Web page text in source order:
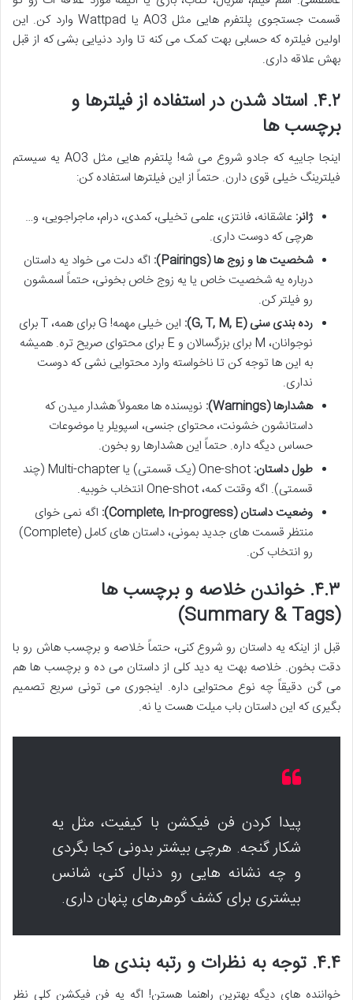
قسمت جستجوی پلتفرم هایی مثل AO3 یا Wattpad وارد کن. این
اولین فیلتره که حسابی بهت کمک می کنه تا وارد دنیایی بشی که از قبل
بهش علاقه داری.
۴.۲. استاد شدن در استفاده از فیلترها و
برچسب ها
اینجا جاییه که جادو شروع می شه! پلتفرم هایی مثل AO3 یه سیستم
فیلترینگ خیلی قوی دارن. حتماً از این فیلترها استفاده کن:
ژانر: عاشقانه، فانتزی، علمی تخیلی، کمدی، درام، ماجراجویی، و…
هرچی که دوست داری.
شخصیت ها و زوج ها (Pairings):
اگه دلت می خواد یه داستان
درباره یه شخصیت خاص یا یه زوج خاص بخونی، حتماً اسمشون
رو فیلتر کن.
رده بندی سنی (G, T, M, E):
این خیلی مهمه! G برای همه، T برای
نوجوانان، M برای بزرگسالان و E برای محتوای صریح تره. همیشه
به این ها توجه کن تا ناخواسته وارد محتوایی نشی که دوست
نداری.
هشدارها (Warnings):
نویسنده ها معمولاً هشدار میدن که
داستانشون خشونت، محتوای جنسی، اسپویلر یا موضوعات
حساس دیگه داره. حتماً این هشدارها رو بخون.
طول داستان:
One-shot (یک قسمتی) یا Multi-chapter (چند
قسمتی). اگه وقتت کمه، One-shot انتخاب خوبیه.
وضعیت داستان (Complete, In-progress):
اگه نمی خوای
منتظر قسمت های جدید بمونی، داستان های کامل (Complete)
رو انتخاب کن.
۴.۳. خواندن خلاصه و برچسب ها
(Summary & Tags)
قبل از اینکه یه داستان رو شروع کنی، حتماً خلاصه و برچسب هاش رو با
دقت بخون. خلاصه بهت یه دید کلی از داستان می ده و برچسب ها هم
می گن دقیقاً چه نوع محتوایی داره. اینجوری می تونی سریع تصمیم
بگیری که این داستان باب میلت هست یا نه.
پیدا کردن فن فیکشن با کیفیت، مثل یه
شکار گنجه. هرچی بیشتر بدونی کجا بگردی
و چه نشانه هایی رو دنبال کنی، شانس
بیشتری برای کشف گوهرهای پنهان داری.
۴.۴. توجه به نظرات و رتبه بندی ها
خواننده های دیگه بهترین راهنما هستن! اگه یه فن فیکشن کلی نظر